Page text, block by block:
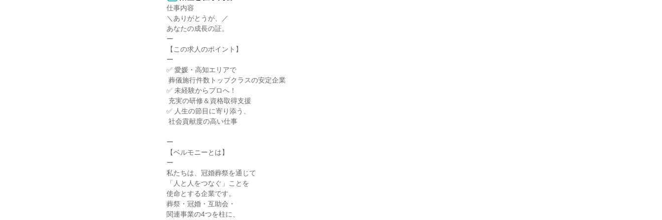
仕事内容
＼ありがとうが、／
あなたの成長の証。
ー
【この求人のポイント】
ー
✅ 愛媛・高知エリアで
✅ 未経験からプロへ！
✅ 人生の節目に寄り添う、
ー
【ベルモニーとは】
ー
私たちは、冠婚葬祭を通じて
「人と人をつなぐ」ことを
使命とする企業です。
葬祭・冠婚・互助会・
関連事業の4つを柱に、